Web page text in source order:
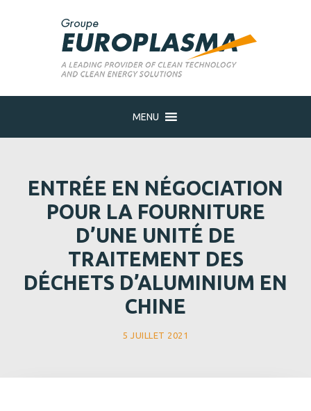
MENU
ENTRÉE EN NÉGOCIATION
POUR LA FOURNITURE
D’UNE UNITÉ DE
TRAITEMENT DES
DÉCHETS D’ALUMINIUM EN
CHINE
5 JUILLET 2021